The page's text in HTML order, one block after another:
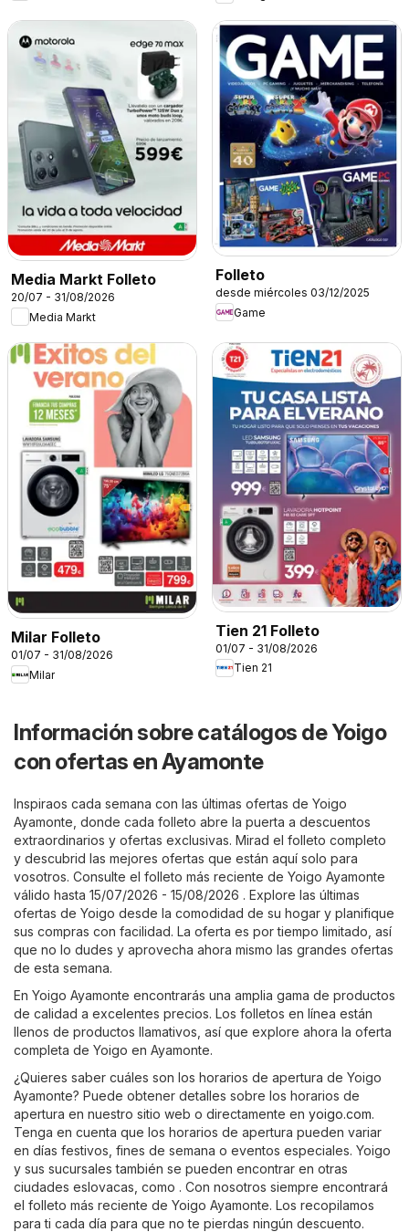
Media Markt Folleto
20/07 - 31/08/2026
Media Markt
Folleto
desde miércoles 03/12/2025
Game
Milar Folleto
01/07 - 31/08/2026
Milar
Tien 21 Folleto
01/07 - 31/08/2026
Tien 21
Información sobre catálogos de Yoigo
con ofertas en Ayamonte
Inspiraos cada semana con las últimas ofertas de Yoigo
Ayamonte, donde cada folleto abre la puerta a descuentos
extraordinarios y ofertas exclusivas. Mirad el folleto completo
y descubrid las mejores ofertas que están aquí solo para
vosotros. Consulte el folleto más reciente de Yoigo Ayamonte
válido hasta 15/07/2026 - 15/08/2026 . Explore las últimas
ofertas de Yoigo desde la comodidad de su hogar y planifique
sus compras con facilidad. La oferta es por tiempo limitado, así
que no lo dudes y aprovecha ahora mismo las grandes ofertas
de esta semana.
En Yoigo Ayamonte encontrarás una amplia gama de productos
de calidad a excelentes precios. Los folletos en línea están
llenos de productos llamativos, así que explore ahora la oferta
completa de Yoigo en Ayamonte.
¿Quieres saber cuáles son los horarios de apertura de Yoigo
Ayamonte? Puede obtener detalles sobre los horarios de
apertura en nuestro sitio web o directamente en yoigo.com.
Tenga en cuenta que los horarios de apertura pueden variar
en días festivos, fines de semana o eventos especiales. Yoigo
y sus sucursales también se pueden encontrar en otras
ciudades eslovacas, como . Con nosotros siempre encontrará
el folleto más reciente de Yoigo Ayamonte. Los recopilamos
para ti cada día para que no te pierdas ningún descuento.